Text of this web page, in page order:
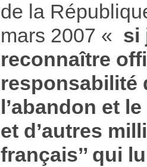
de la
mars 2007 « si
reconnaître
responsabilité
l’abandon et
et d’autres
français’’ qui